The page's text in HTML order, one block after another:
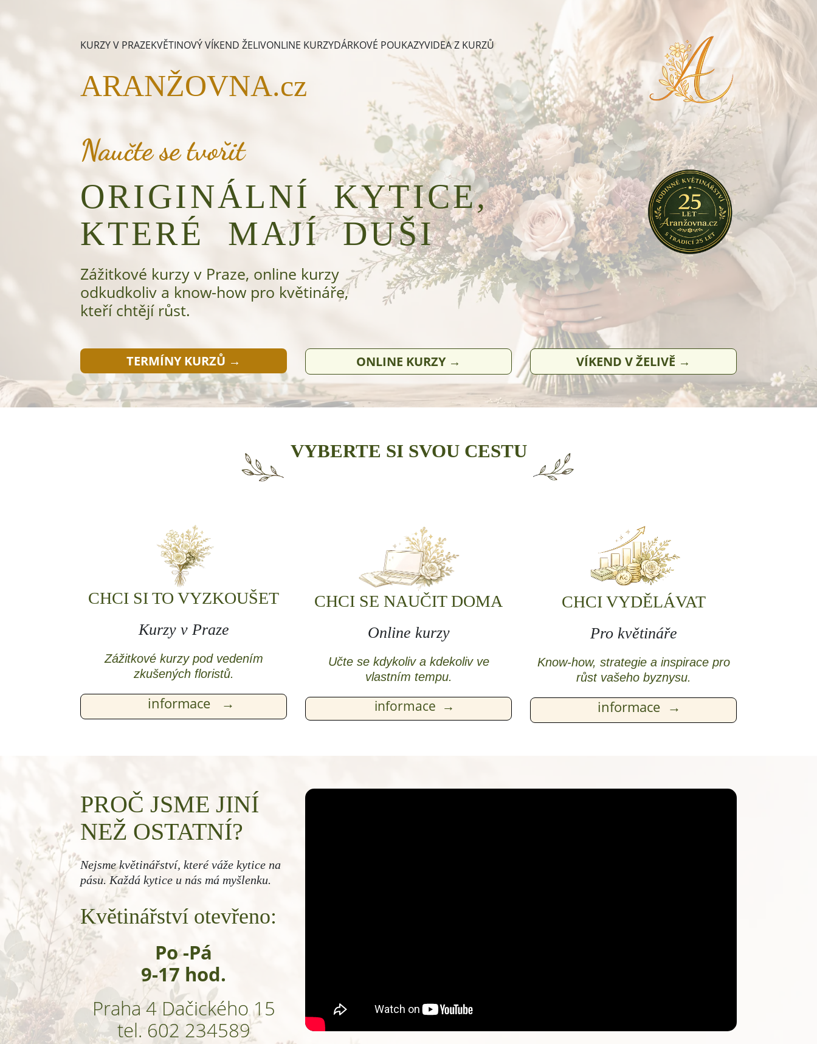
KURZY V PRAZEKVĚTINOVÝ VÍKEND ŽELIVONLINE KURZYDÁRKOVÉ POUKAZYVIDEA Z KURZŮ
ARANŽOVNA.cz
Naučte se tvořit
ORIGINÁLNÍ KYTICE,
KTERÉ MAJÍ DUŠI
Zážitkové kurzy v Praze, online kurzy
odkudkoliv a know-how pro květináře,
kteří chtějí růst.
TERMÍNY KURZŮ → ONLINE KURZY → VÍKEND V ŽELIVĚ →
VYBERTE SI SVOU CESTU
CHCI SI TO VYZKOUŠET
Kurzy v Praze
Zážitkové kurzy pod vedením
zkušených floristů.
informace→
CHCI SE NAUČIT DOMA
Online kurzy
Učte se kdykoliv a kdekoliv ve
vlastním tempu.
informace →
CHCI VYDĚLÁVAT
Pro květináře
Know-how, strategie a inspirace pro
růst vašeho byznysu.
informace →
PROČ JSME JINÍ
NEŽ OSTATNÍ?
Nejsme květinářství, které váže kytice na
pásu. Každá kytice u nás má myšlenku.
Květinářství otevřeno:
Po -Pá
9-17 hod.
Praha 4 Dačického 15
tel. 602 234589